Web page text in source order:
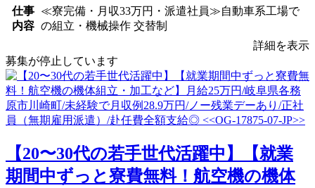
仕事
内容
≪寮完備・月収33万円・派遣社員≫自動車系工場で
の組立・機械操作 交替制
詳細を表示
募集が停止しています
【20〜30代の若手世代活躍中】【就業
期間中ずっと寮費無料！航空機の機体